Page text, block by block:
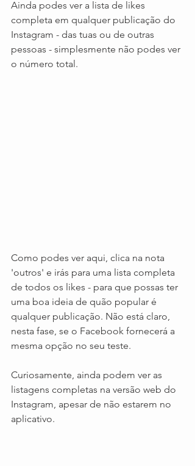
Ainda podes ver a lista de likes
completa em qualquer publicação do
Instagram - das tuas ou de outras
pessoas - simplesmente não podes ver
o número total.
Como podes ver aqui, clica na nota
'outros' e irás para uma lista completa
de todos os likes - para que possas ter
uma boa ideia de quão popular é
qualquer publicação. Não está claro,
nesta fase, se o Facebook fornecerá a
mesma opção no seu teste.
Curiosamente, ainda podem ver as
listagens completas na versão web do
Instagram, apesar de não estarem no
aplicativo.